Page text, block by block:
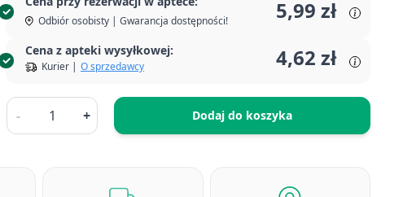
Odbiór osobisty | Gwarancja dostępności! 5,99 zł
Cena z apteki wysyłkowej:
Kurier | O sprzedawcy 4,62 zł
-
Ilość
+ Dodaj do koszyka